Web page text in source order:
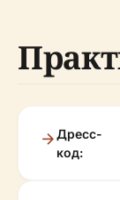
Дресс-
код: